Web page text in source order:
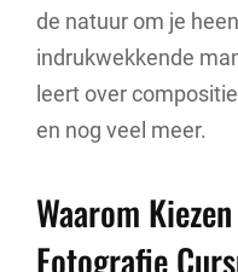
de natuur om je
indrukwekkende
leert over
en nog veel meer.
Waarom
Fotografie